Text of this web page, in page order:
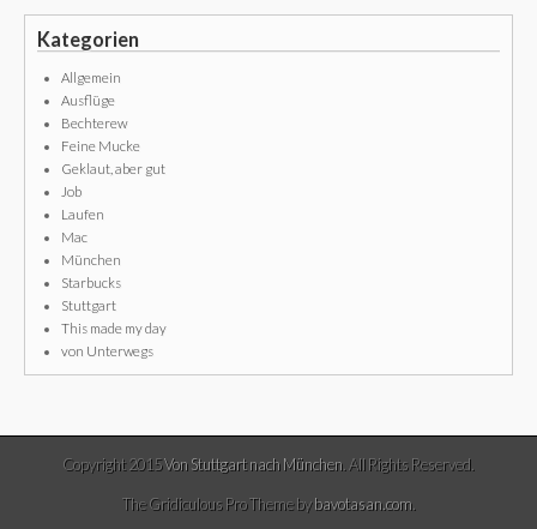
Kategorien
Allgemein
Ausflüge
Bechterew
Feine Mucke
Geklaut, aber gut
Job
Laufen
Mac
München
Starbucks
Stuttgart
This made my day
von Unterwegs
Copyright 2015Von Stuttgart nach München . All Rights Reserved.
The Gridiculous Pro Theme bybavotasan.com.